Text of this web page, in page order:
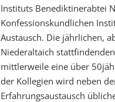
Instituts Benediktinerabtei
Konfessionskundlichen
Austausch. Die jährlichen,
Niederaltaich
mittlerweile eine über
der Kollegien wird neben
Erfahrungsaustausch